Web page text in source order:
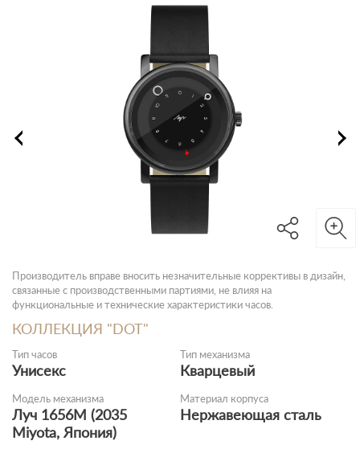
Производитель вправе вносить незначительные коррективы в дизайн,
связанные с производственными партиями, не влияя на
функциональные и технические характеристики часов.
КОЛЛЕКЦИЯ "DOT"
Тип часов
Унисекс
Тип механизма
Кварцевый
Модель механизма
Луч 1656M (2035
Miyota, Япония)
Материал корпуса
Нержавеющая сталь